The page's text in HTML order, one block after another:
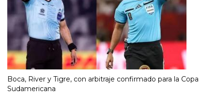
Boca, River y Tigre, con arbitraje confirmado para la Copa
Sudamericana